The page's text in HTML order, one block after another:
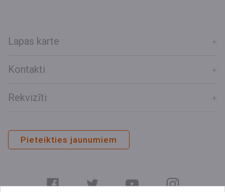
Lapas karte
Kontakti
Rekvizīti
Pieteikties jaunumiem